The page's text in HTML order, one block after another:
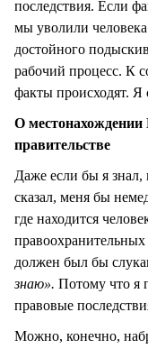
последствия. Если
мы уволили
достойного
рабочий процесс. К
факты происходят. Я
О
правительстве
Даже если бы я знал,
сказал, меня бы
где находится
должен был бы
знаю». Потому что я
правовые
Можно, конечно,